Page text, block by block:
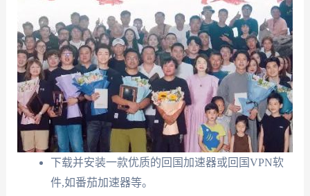
下载并安装一款优质的回国加速器或回国VPN软
件,如番茄加速器等。